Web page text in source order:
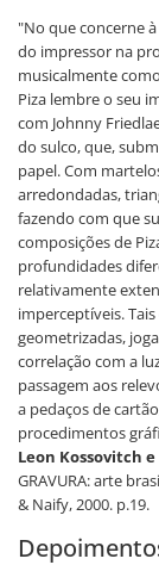
"No que concerne
do impressor na
musicalmente
Piza lembre o seu
com Johnny
do sulco, que,
papel. Com
arredondadas,
fazendo com que
composições de
profundidades
relativamente
imperceptíveis.
geometrizadas,
correlação com a
passagem aos
a pedaços de
procedimentos
Leon Kossovitch
GRAVURA: arte
& Naify, 2000. p.19.